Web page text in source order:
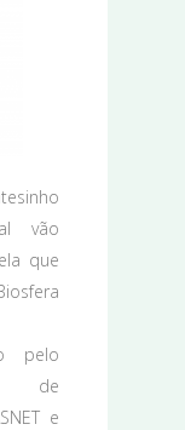
vão
que
pelo
de
e